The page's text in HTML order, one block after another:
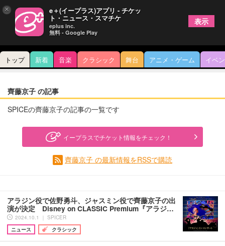
トップ 新着 音楽 クラシック 舞台 アニメ・ゲーム イベ
齊藤京子 の記事
SPICEの齊藤京子の記事の一覧です
イープラスでチケット情報をチェック！
齊藤京子 の最新情報をRSSで購読
アラジン役で佐野勇斗、ジャスミン役で齊藤京子の出
演が決定 Disney on CLASSIC Premium『アラジ…
2024.10.1 ｜ SPICER
ニュース
クラシック
× e＋(イープラス)アプリ - チケッ
ト・ニュース・スマチケ
eplus inc.
無料 - Google Play
表示